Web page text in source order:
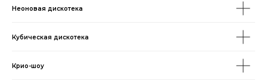
Неоновая дискотека
Кубическая дискотека
Крио-шоу